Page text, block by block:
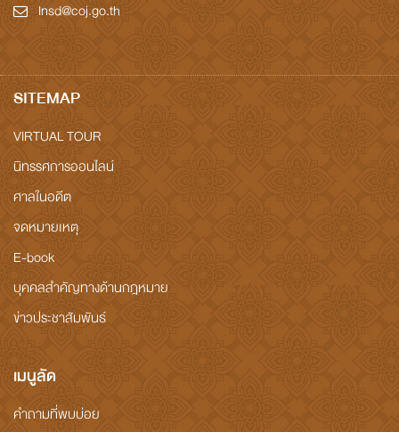
Insd@coj.go.th
SITEMAP
VIRTUAL TOUR
นิทรรศการออนไลน์
ศาลในอดีต
จดหมายเหตุ
E-book
บุคคลสำคัญทางด้านกฎหมาย
ข่าวประชาสัมพันธ์
เมนูลัด
คำถามที่พบบ่อย